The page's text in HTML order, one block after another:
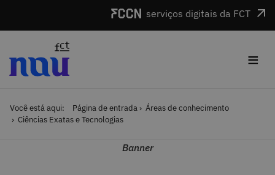
serviços digitais da FCT
≡
Você está aqui: Página de entrada
Áreas de conhecimento
Ciências Exatas e Tecnologias
Banner